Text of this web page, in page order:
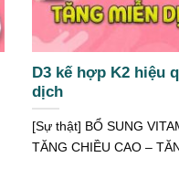
D3 kế hợp K2 hiệu
dịch
[Sự thật] BỔ SUNG
TĂNG CHIỀU CAO –